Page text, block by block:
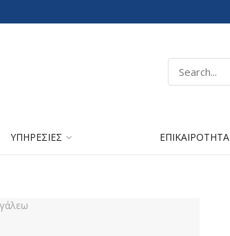
ΥΠΗΡΕΣΙΕΣ ΕΠΙΚΑΙΡΟΤΗΤΑ